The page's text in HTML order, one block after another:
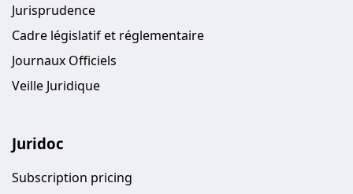
Jurisprudence
Cadre législatif et réglementaire
Journaux Officiels
Veille Juridique
Juridoc
Subscription pricing